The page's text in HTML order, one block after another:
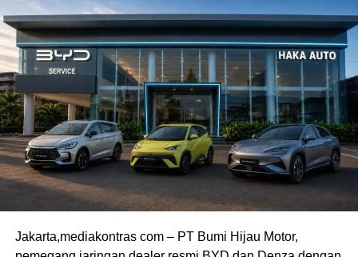
Jakarta,mediakontras com – PT Bumi Hijau Motor,